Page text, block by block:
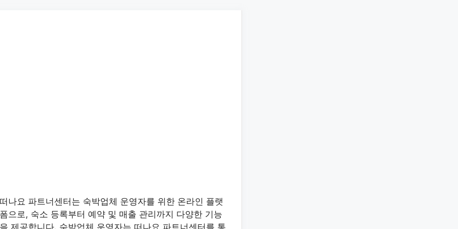
떠나요 파트너센터는 숙박업체 운영자를 위한 온라인 플랫
폼으로, 숙소 등록부터 예약 및 매출 관리까지 다양한 기능
을 제공합니다. 숙박업체 운영자는 떠나요 파트너센터를 통